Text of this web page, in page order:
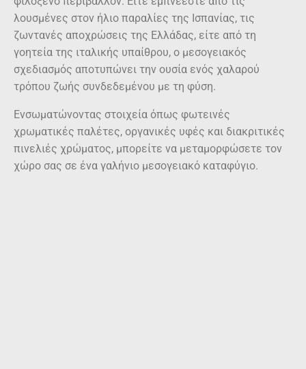
λουσμένες στον ήλιο παραλίες της Ισπανίας, τις
ζωντανές αποχρώσεις της Ελλάδας, είτε από τη
γοητεία της ιταλικής υπαίθρου, ο μεσογειακός
σχεδιασμός αποτυπώνει την ουσία ενός χαλαρού
τρόπου ζωής συνδεδεμένου με τη φύση.
Ενσωματώνοντας στοιχεία όπως φωτεινές
χρωματικές παλέτες, οργανικές υφές και διακριτικές
πινελιές χρώματος, μπορείτε να μεταμορφώσετε τον
χώρο σας σε ένα γαλήνιο μεσογειακό καταφύγιο.